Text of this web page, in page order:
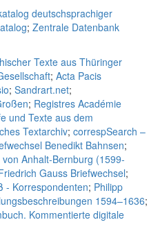
deutschsprachiger
; Zentrale Datenbank
Texte aus Thüringer
; Acta Pacis
; Sandrart.net;
; Registres Académie
und Texte aus dem
Textarchiv; correspSearch –
Benedikt Bahnsen;
Anhalt-Bernburg (1599-
Gauss Briefwechsel;
- Korrespondenten; Philipp
1594–1636;
Kommentierte digitale